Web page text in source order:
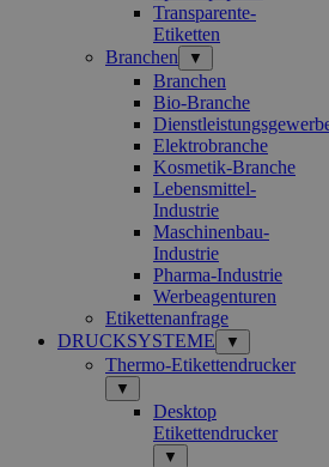
Transparente-
Etiketten
Branchen
▼
Branchen
Bio-Branche
Elektrobranche
Kosmetik-Branche
Lebensmittel-
Industrie
Maschinenbau-
Industrie
Pharma-Industrie
Werbeagenturen
Etikettenanfrage
DRUCKSYSTEME
▼
Thermo-Etikettendrucker
▼
Desktop
Etikettendrucker
▼